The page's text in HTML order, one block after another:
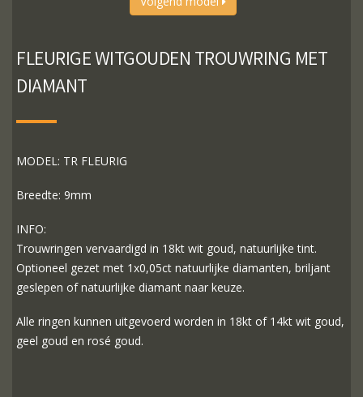
FLEURIGE WITGOUDEN TROUWRING MET
DIAMANT
MODEL: TR FLEURIG
Breedte: 9mm
INFO:
Trouwringen vervaardigd in 18kt wit goud, natuurlijke tint.
Optioneel gezet met 1x0,05ct natuurlijke diamanten, briljant
geslepen of natuurlijke diamant naar keuze.
Alle ringen kunnen uitgevoerd worden in 18kt of 14kt wit goud,
geel goud en rosé goud.